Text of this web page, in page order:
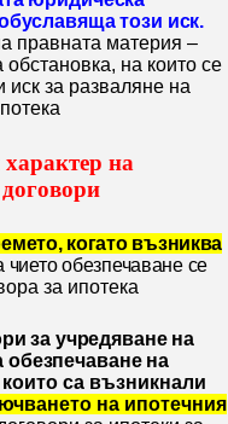
този иск.
правната материя –
обстановка, на които се
иск за разваляне на
на
когато възниква
чието обезпечаване се
за ипотека
за учредяване на
обезпечаване на
които са възникнали
на ипотечния